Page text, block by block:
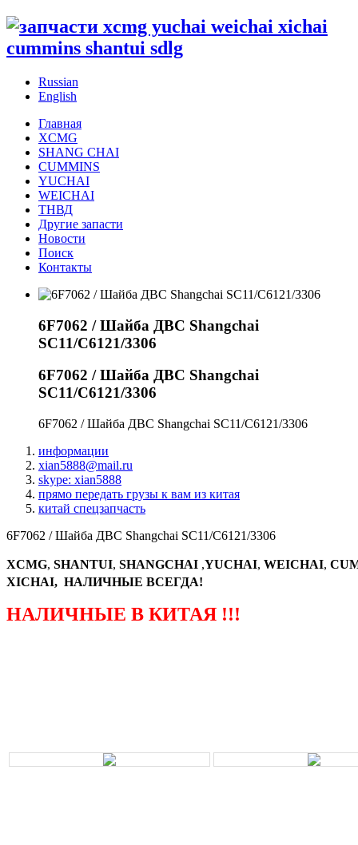
Russian
English
Главная
XCMG
SHANG CHAI
CUMMINS
YUCHAI
WEICHAI
ТНВД
Другие запасти
Новости
Поиск
Контакты
6F7062 / Шайба ДВС Shangchai
SC11/C6121/3306
6F7062 / Шайба ДВС Shangchai
SC11/C6121/3306
6F7062 / Шайба ДВС Shangchai SC11/C6121/3306
информации
xian5888@mail.ru
skype: xian5888
прямо передать грузы к вам из китая
китай спецзапчасть
6F7062 / Шайба ДВС Shangchai SC11/C6121/3306
XCMG, SHANTUI, SHANGCHAI ,YUCHAI, WEICHAI,
XICHAI, НАЛИЧНЫЕ ВСЕГДА!
НАЛИЧНЫЕ В КИТАЯ !!!